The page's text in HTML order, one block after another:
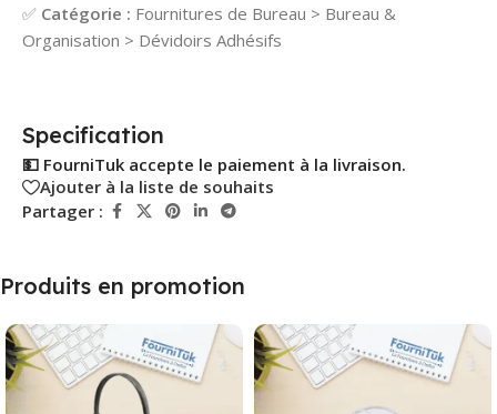
✅ Catégorie : Fournitures de Bureau > Bureau &
Organisation > Dévidoirs Adhésifs
Specification
💵 FourniTuk accepte le paiement à la livraison.
Ajouter à la liste de souhaits
Partager :
Produits en promotion